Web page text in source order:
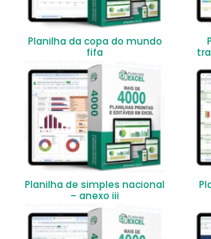
Planilha da copa do mundo
fifa
Planilha de simples nacional
– anexo iii